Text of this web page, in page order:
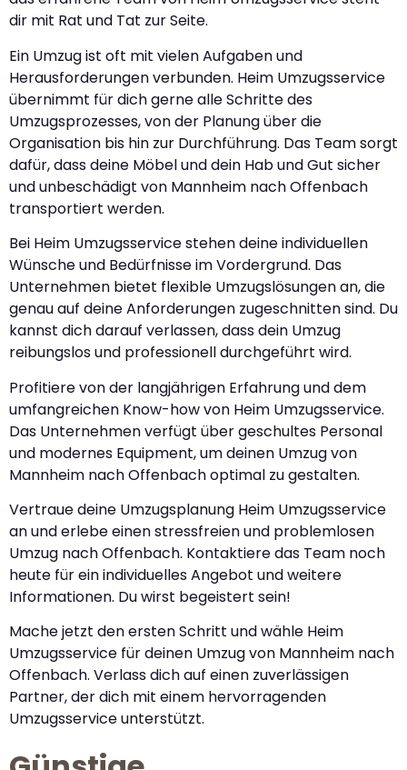
dir mit Rat und Tat zur Seite.
Ein Umzug ist oft mit vielen Aufgaben und
Herausforderungen verbunden. Heim Umzugsservice
übernimmt für dich gerne alle Schritte des
Umzugsprozesses, von der Planung über die
Organisation bis hin zur Durchführung. Das Team sorgt
dafür, dass deine Möbel und dein Hab und Gut sicher
und unbeschädigt von Mannheim nach Offenbach
transportiert werden.
Bei Heim Umzugsservice stehen deine individuellen
Wünsche und Bedürfnisse im Vordergrund. Das
Unternehmen bietet flexible Umzugslösungen an, die
genau auf deine Anforderungen zugeschnitten sind. Du
kannst dich darauf verlassen, dass dein Umzug
reibungslos und professionell durchgeführt wird.
Profitiere von der langjährigen Erfahrung und dem
umfangreichen Know-how von Heim Umzugsservice.
Das Unternehmen verfügt über geschultes Personal
und modernes Equipment, um deinen Umzug von
Mannheim nach Offenbach optimal zu gestalten.
Vertraue deine Umzugsplanung Heim Umzugsservice
an und erlebe einen stressfreien und problemlosen
Umzug nach Offenbach. Kontaktiere das Team noch
heute für ein individuelles Angebot und weitere
Informationen. Du wirst begeistert sein!
Mache jetzt den ersten Schritt und wähle Heim
Umzugsservice für deinen Umzug von Mannheim nach
Offenbach. Verlass dich auf einen zuverlässigen
Partner, der dich mit einem hervorragenden
Umzugsservice unterstützt.